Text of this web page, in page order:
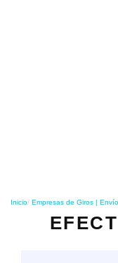
Inicio Empresas de Giros |